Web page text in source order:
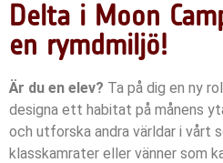
Delta i Moon
en rymdmiljö!
Är du en elev? Ta på dig en ny
designa ett habitat på månens
och utforska andra världar i vårt
klasskamrater eller vänner som